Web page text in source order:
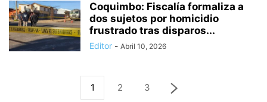
Coquimbo: Fiscalía formaliza a
dos sujetos por homicidio
frustrado tras disparos...
Editor - Abril 10, 2026
1 2 3